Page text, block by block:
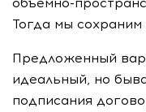
Тогда мы
Предложенный
идеальный, но
подписания